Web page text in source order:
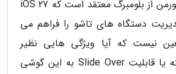
یا iPadOS؟ مارک گورمن از بلومبرگ معتقد است که iOS 27
دستگاه های تاشو را فراهم می
نیست که آیا ویژگی هایی نظیر
چندوظیفگی پیشرفته یا قابلیت Slide Over به این گوشی